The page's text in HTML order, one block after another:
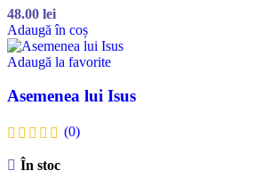
48.00 lei
Adaugă în coș
Adaugă la favorite
Asemenea lui Isus
(0)
În stoc